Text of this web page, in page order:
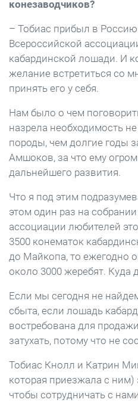
конезаводчиков?
– Тобиас прибыл в
Всероссийской
кабардинской лошади. И
желание встретиться со
принять его у себя.
Нам было о чем
назрела необходимость
породы, чем долгие годы
Амшоков, за что ему
дальнейшего развития.
Что я под этим
этом один раз на
ассоциации любителей
3500 конематок
до Майкопа, то ежегодно
около 3000 жеребят. Куда
Если мы сегодня не
сбыта, если лошадь
востребована для
затухать, потому что не
Тобиас Кнолл и Катрин
которая приезжала с
чтобы сотрудничать с